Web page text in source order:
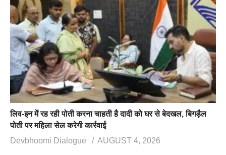
लिव-इन में रह रही पोती करना चाहती है दादी को घर से बेदखल, बिगड़ैल
पोती पर महिला सेल करेगी कार्रवाई
Devbhoomi Dialogue
AUGUST 4, 2026